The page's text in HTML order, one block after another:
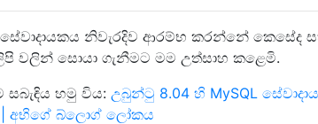
සේවාදායකය නිවැරදිව ආරම්භ කරන්නේ
වලින් සොයා ගැනීමට මම උත්සාහ කළෙමි.
සබැඳිය හමු විය: උබුන්ටු 8.04 හි MySQL
| අභිගේ බ්ලොග් ලෝකය